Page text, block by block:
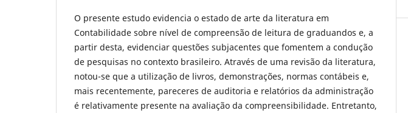
O presente estudo evidencia o estado de arte da literatura em
Contabilidade sobre nível de compreensão de leitura de graduandos e, a
partir desta, evidenciar questões subjacentes que fomentem a condução
de pesquisas no contexto brasileiro. Através de uma revisão da literatura,
notou-se que a utilização de livros, demonstrações, normas contábeis e,
mais recentemente, pareceres de auditoria e relatórios da administração
é relativamente presente na avaliação da compreensibilidade. Entretanto,